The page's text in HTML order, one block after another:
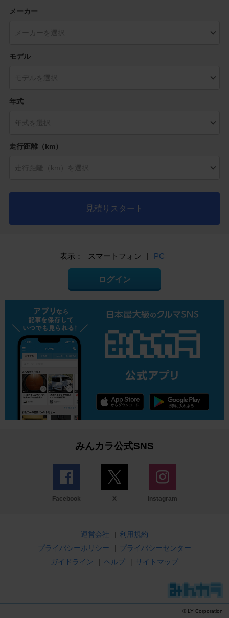
メーカー
モデル
年式
走行距離（km）
見積りスタート
表示： スマートフォン | PC
ログイン
みんカラ公式SNS
Facebook X Instagram
運営会社 | 利用規約
プライバシーポリシー
| プライバシーセンター
ガイドライン
| ヘルプ | サイトマップ
© LY Corporation